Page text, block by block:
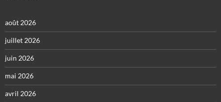
août 2026
juillet 2026
juin 2026
mai 2026
avril 2026